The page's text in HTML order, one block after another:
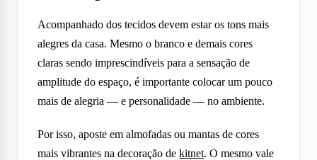
Acompanhado dos tecidos devem estar os tons mais
alegres da casa. Mesmo o branco e demais cores
claras sendo imprescindíveis para a sensação de
amplitude do espaço, é importante colocar um pouco
mais de alegria — e personalidade — no ambiente.
Por isso, aposte em almofadas ou mantas de cores
mais vibrantes na decoração de kitnet. O mesmo vale